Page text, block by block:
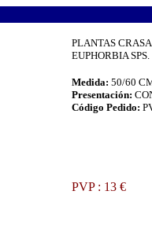
PLANTAS
EUPHORBIA
Medida: 50/60
Presentación:
Código Pedido:
PVP : 13 €